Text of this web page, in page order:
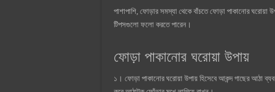
পাশাপাশি, ফোড়ার সমস্যা থেকে বাঁচতে ফোড়া পাকানোর
টিপসগুলো ফলো করতে পারেন।
ফোড়া পাকানোর ঘরোয়া উপায়
১। ফোড়া পাকানোর ঘরোয়া উপায় হিসেবে আকন্দ গাছের আঠা